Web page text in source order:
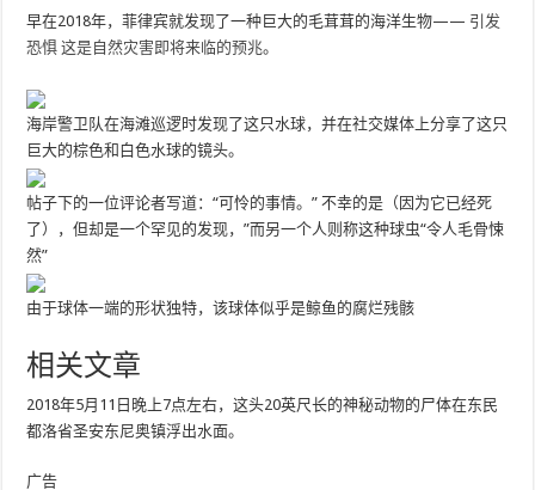
早在2018年，菲律宾就发现了一种巨大的毛茸茸的海洋生物—— 引发
恐惧 这是自然灾害即将来临的预兆。
海岸警卫队在海滩巡逻时发现了这只水球，并在社交媒体上分享了这只
巨大的棕色和白色水球的镜头。
帖子下的一位评论者写道：“可怜的事情。” 不幸的是（因为它已经死
了），但却是一个罕见的发现，”而另一个人则称这种球虫“令人毛骨悚
然”
由于球体一端的形状独特，该球体似乎是鲸鱼的腐烂残骸
相关文章
2018年5月11日晚上7点左右，这头20英尺长的神秘动物的尸体在东民
都洛省圣安东尼奥镇浮出水面。
广告